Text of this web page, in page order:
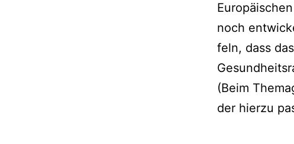
noch
feln, dass
(Beim
der hier­zu